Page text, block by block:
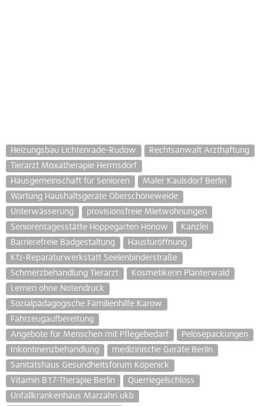
Heizungsbau Lichtenrade-Rudow
Rechtsanwalt Arzthaftung
Tierarzt Moxatherapie Hermsdorf
Hausgemeinschaft für Senioren
Maler Kaulsdorf Berlin
Wartung Haushaltsgeräte Oberschöneweide
Unterwässerung
provisionsfreie Mietwohnungen
Seniorentagesstätte Hoppegarten Hönow
Kanzlei
Barrierefreie Badgestaltung
Haustüröffnung
Kfz-Reparaturwerkstatt Seelenbinderstraße
Schmerzbehandlung Tierarzt
Kosmetikerin Plänterwald
Lernen ohne Notendruck
Sozialpädagogische Familienhilfe Karow
Fahrzeugaufbereitung
Angebote für Menschen mit Pflegebedarf
Pelosepackungen
Inkontinenzbehandlung
medizinische Geräte Berlin
Sanitätshaus Gesundheitsforum Köpenick
Vitamin B17-Therapie Berlin
Querriegelschloss
Unfallkrankenhaus Marzahn ukb